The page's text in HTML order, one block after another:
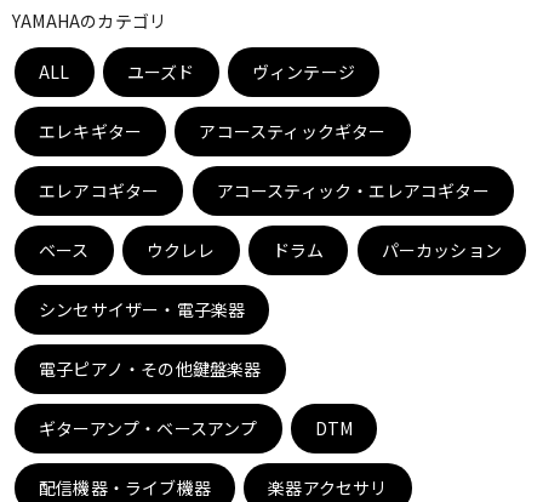
ベース
ドラム パーカッション
キーボード 電子ピアノ
管楽器 その他楽器
アンプ
DTM
YAMAHAのカテゴリ
ALL ユーズド ヴィンテージ
エレキギター アコースティックギター
エレアコギター アコースティック・エレアコギター
ベース ウクレレ ドラム パーカッション
シンセサイザー・電子楽器
電子ピアノ・その他鍵盤楽器
ギターアンプ・ベースアンプ DTM
配信機器・ライブ機器 楽器アクセサリ